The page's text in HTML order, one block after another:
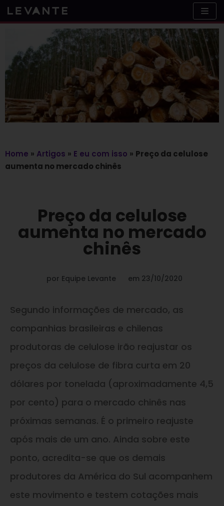
Skip
to
Home » Artigos » E eu com isso » Preço da celulose
aumenta no mercado chinês
Preço da celulose
aumenta no mercado
chinês
por Equipe Levante em 23/10/2020
Segundo informações de mercado, as
companhias brasileiras e chilenas
produtoras de celulose irão reajustar os
preços da celulose de fibra curta em 20
dólares por tonelada (aproximadamente 4,5
por cento) para o mercado chinês nas
próximas semanas. É o primeiro reajuste
após mais de um ano. Ainda sobre este
ponto, acredita-se que os demais
produtores da América do Sul acompanhem
este movimento e testem cotações mais